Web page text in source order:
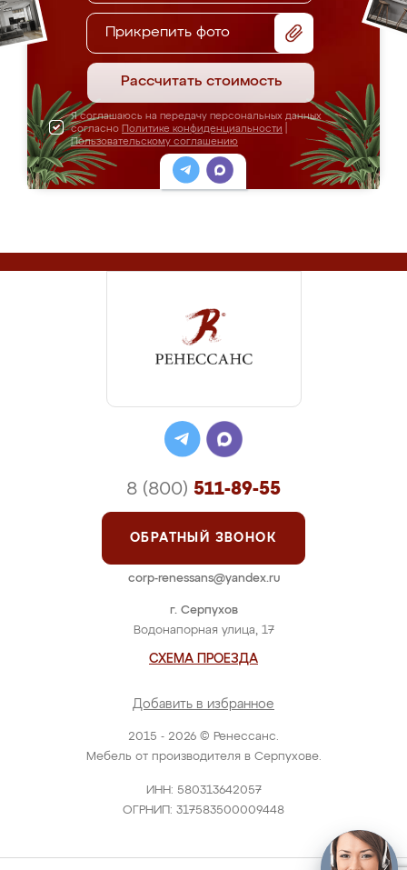
Прикрепить фото
Рассчитать стоимость
Я соглашаюсь на передачу персональных данных
согласно Политике конфиденциальности
Пользовательскому соглашению
2015 - 2026 © Ренессанс.
Мебель от производителя в Серпухове.
ИНН: 580313642057
ОГРНИП: 317583500009448
г. Серпухов
Водонапорная улица, 17
СХЕМА ПРОЕЗДА
Добавить в избранное
8 (800) 511-89-55
ОБРАТНЫЙ ЗВОНОК
corp-renessans@yandex.ru